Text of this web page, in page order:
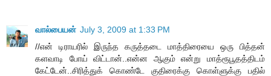
வால்பையன் July 3, 2009 at 1:33 PM
//என் டிராயரில் இருந்த கருத்தடை மாத்திரையை ஒரு பித்தன்
களவாடி போய் விட்டான்..என்ன ஆகும் என்று மாத்ரூபூதத்திடம்
கேட்டேன்..சிரித்துக் கொண்டே குதிரைக்கு கொள்ளுக்கு பதில்